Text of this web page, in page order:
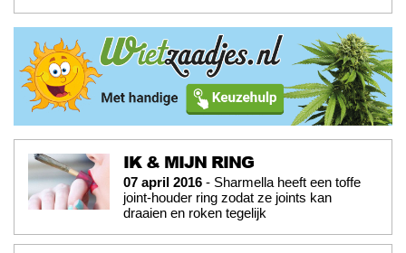
IK & MIJN RING
07 april 2016 - Sharmella heeft een toffe
joint-houder ring zodat ze joints kan
draaien en roken tegelijk